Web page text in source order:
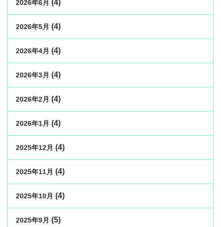
2026年6月 (4)
2026年5月 (4)
2026年4月 (4)
2026年3月 (4)
2026年2月 (4)
2026年1月 (4)
2025年12月 (4)
2025年11月 (4)
2025年10月 (4)
2025年9月 (5)